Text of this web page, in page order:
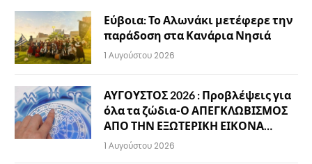
Εύβοια: Το Αλωνάκι μετέφερε την
παράδοση στα Κανάρια Νησιά
1 Αυγούστου 2026
ΑΥΓΟΥΣΤΟΣ 2026 : Προβλέψεις για
όλα τα ζώδια-Ο ΑΠΕΓΚΛΩΒΙΣΜΟΣ
ΑΠΟ ΤΗΝ ΕΞΩΤΕΡΙΚΗ ΕΙΚΟΝΑ…
1 Αυγούστου 2026